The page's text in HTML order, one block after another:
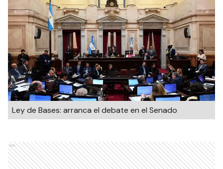
Ley de Bases: arranca el debate en el Senado
Ads